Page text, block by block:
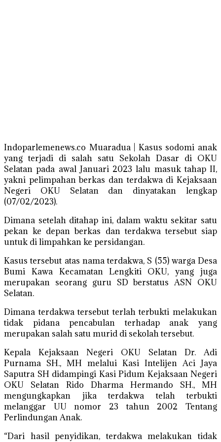
Indoparlemenews.co Muaradua | Kasus sodomi anak
yang terjadi di salah satu Sekolah Dasar di OKU
Selatan pada awal Januari 2023 lalu masuk tahap II,
yakni pelimpahan berkas dan terdakwa di Kejaksaan
Negeri OKU Selatan dan dinyatakan lengkap
(07/02/2023).
Dimana setelah ditahap ini, dalam waktu sekitar satu
pekan ke depan berkas dan terdakwa tersebut siap
untuk di limpahkan ke persidangan.
Kasus tersebut atas nama terdakwa, S (55) warga Desa
Bumi Kawa Kecamatan Lengkiti OKU, yang juga
merupakan seorang guru SD berstatus ASN OKU
Selatan.
Dimana terdakwa tersebut terlah terbukti melakukan
tidak pidana pencabulan terhadap anak yang
merupakan salah satu murid di sekolah tersebut.
Kepala Kejaksaan Negeri OKU Selatan Dr. Adi
Purnama SH., MH melalui Kasi Intelijen Aci Jaya
Saputra SH didampingi Kasi Pidum Kejaksaan Negeri
OKU Selatan Rido Dharma Hermando SH., MH
mengungkapkan jika terdakwa telah terbukti
melanggar UU nomor 23 tahun 2002 Tentang
Perlindungan Anak.
“Dari hasil penyidikan, terdakwa melakukan tidak